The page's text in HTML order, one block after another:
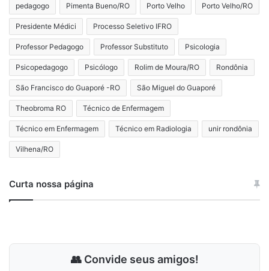
pedagogo Pimenta Bueno/RO Porto Velho Porto Velho/RO
Presidente Médici Processo Seletivo IFRO
Professor Pedagogo Professor Substituto Psicologia
Psicopedagogo Psicólogo Rolim de Moura/RO Rondônia
São Francisco do Guaporé -RO São Miguel do Guaporé
Theobroma RO Técnico de Enfermagem
Técnico em Enfermagem Técnico em Radiologia unir rondônia
Vilhena/RO
Curta nossa página
👥 Convide seus amigos!